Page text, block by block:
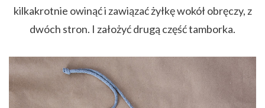
kilkakrotnie owinąć i zawiązać żyłkę wokół obręczy, z
dwóch stron. I założyć drugą część tamborka.